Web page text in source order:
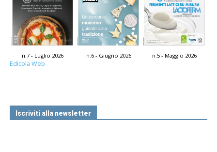
n.7 - Luglio 2026 n.6 - Giugno 2026 n.5 - Maggio 2026
Edicola Web
Iscriviti alla newsletter